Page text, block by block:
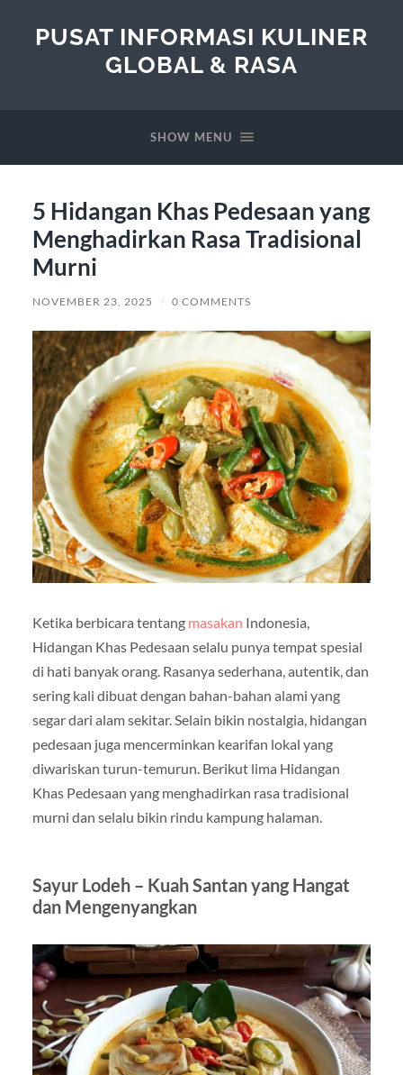
PUSAT INFORMASI KULINER
GLOBAL & RASA
SHOW MENU
5 Hidangan Khas Pedesaan yang
Menghadirkan Rasa Tradisional
Murni
NOVEMBER 23, 2025 / 0 COMMENTS
Ketika berbicara tentang masakan Indonesia,
Hidangan Khas Pedesaan selalu punya tempat spesial
di hati banyak orang. Rasanya sederhana, autentik, dan
sering kali dibuat dengan bahan-bahan alami yang
segar dari alam sekitar. Selain bikin nostalgia, hidangan
pedesaan juga mencerminkan kearifan lokal yang
diwariskan turun-temurun. Berikut lima Hidangan
Khas Pedesaan yang menghadirkan rasa tradisional
murni dan selalu bikin rindu kampung halaman.
Sayur Lodeh – Kuah Santan yang Hangat
dan Mengenyangkan